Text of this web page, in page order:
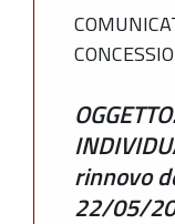
rinnovo
22/05/